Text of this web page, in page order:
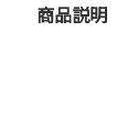
商品説明